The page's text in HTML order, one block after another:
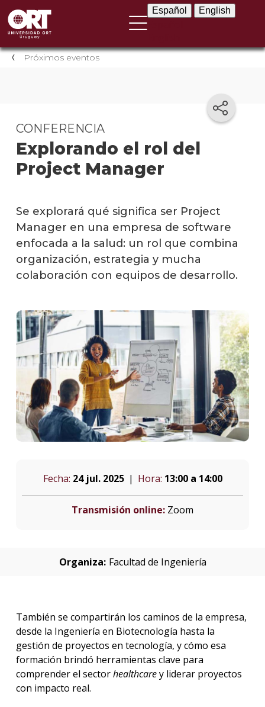
Español English
Próximos eventos
Explorando el rol del
Project Manager
CONFERENCIA
Se explorará qué significa ser Project
Manager en una empresa de software
enfocada a la salud: un rol que combina
organización, estrategia y mucha
colaboración con equipos de desarrollo.
Fecha: 24 jul. 2025 Hora: 13:00 a 14:00
Transmisión online: Zoom
Organiza: Facultad de Ingeniería
También se compartirán los caminos de la empresa,
desde la Ingeniería en Biotecnología hasta la
gestión de proyectos en tecnología, y cómo esa
formación brindó herramientas clave para
comprender el sectorhealthcarey liderar proyectos
con impacto real.